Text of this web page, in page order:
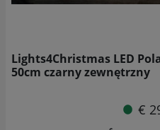
Lights4Christmas LED
50cm czarny zewnętrzny
€